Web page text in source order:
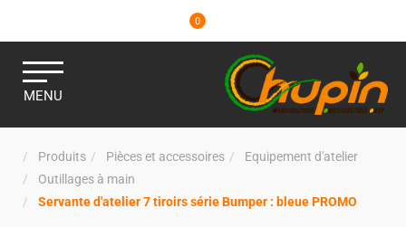
0
MENU
Produits Pièces et accessoires
Equipement d'atelier
Outillages à main
Servante d'atelier 7 tiroirs série Bumper : bleue PROMO